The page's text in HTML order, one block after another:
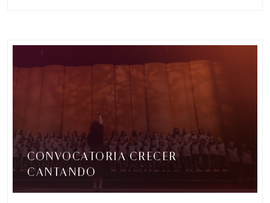
CONVOCATORIA CRECER
CANTANDO